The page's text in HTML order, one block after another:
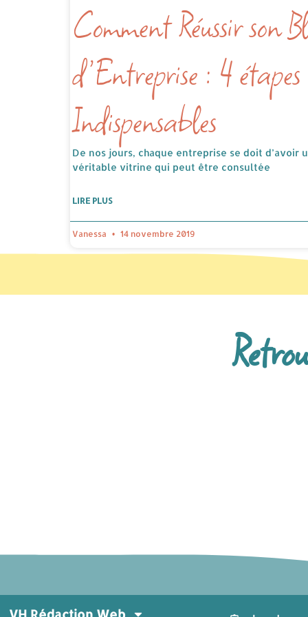
Comment Réussir son
d’Entreprise : 4 étapes
Indispensables
De nos jours, chaque entreprise se doit d’avoir
véritable vitrine qui peut être consultée
LIRE PLUS
Vanessa 14 novembre 2019
VH Rédaction Web